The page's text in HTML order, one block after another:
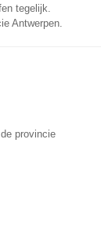
tegelijk.
Antwerpen.
provincie